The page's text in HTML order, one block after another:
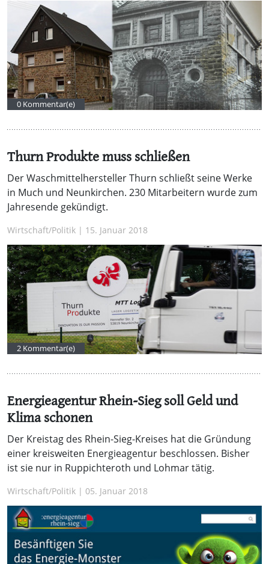
0 Kommentar(e)
Thurn Produkte muss schließen
Der Waschmittelhersteller Thurn schließt seine Werke
in Much und Neunkirchen. 230 Mitarbeitern wurde zum
Jahresende gekündigt.
Wirtschaft/Politik | 15. Januar 2018
2 Kommentar(e)
Energieagentur Rhein-Sieg soll Geld und
Klima schonen
Der Kreistag des Rhein-Sieg-Kreises hat die Gründung
einer kreisweiten Energieagentur beschlossen. Bisher
ist sie nur in Ruppichteroth und Lohmar tätig.
Wirtschaft/Politik | 05. Januar 2018